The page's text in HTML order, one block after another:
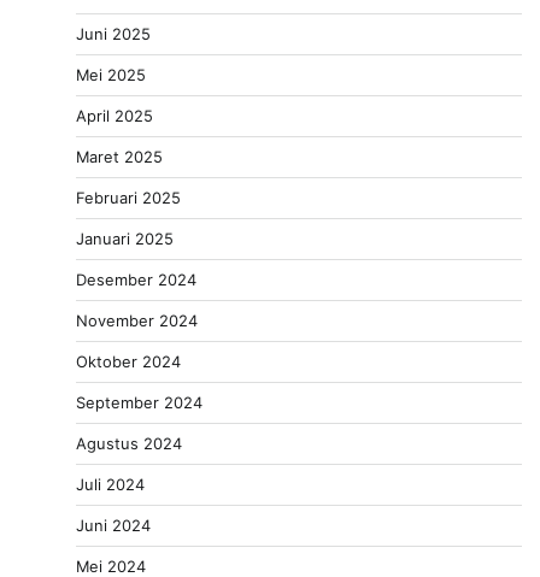
Juni 2025
Mei 2025
April 2025
Maret 2025
Februari 2025
Januari 2025
Desember 2024
November 2024
Oktober 2024
September 2024
Agustus 2024
Juli 2024
Juni 2024
Mei 2024